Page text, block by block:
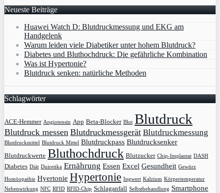
Neueste Beiträge
Huawei Watch D: Blutdruckmessung und EKG am
Handgelenk
Warum leiden viele Diabetiker unter hohem Blutdruck?
Diabetes und Bluthochdruck: Die gefährliche Kombination
Was ist Hypertonie?
Blutdruck senken: natürliche Methoden
Schlagwörter
ACE-Hemmer Angiotensin App Beta-Blocker Blut Blutdruck
Blutdruck messen Blutdruckmessgerät Blutdruckmessung
Blutdruckmittel Blutdruck Mittel Blutdruckpass Blutdrucksenker
Blutdruckwerte Bluthochdruck Blutzucker Chip-Implantat DASH
Diabetes Diät Duiretika Ernährung Essen Excel Gesundheit Gewürz
Homöopathie Hyertonie Hypertonie Ingwert Kalzium Körpertemperatur
Nebenwirkung NFC RFID RFID-Chip Schlaganfall Selbstbehandlung Smartphone